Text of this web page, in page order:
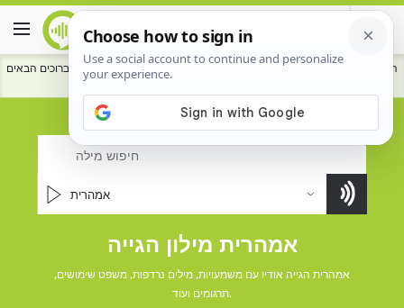
ברוכים הבאים HowToPronounce המילון.
כדי לעזור לקהילה שלנו לבטא טוב יותר
אמהרית
אמהרית מילון הגייה
אמהרית הגייה אודיו עם משמעויות, מילים נרדפות, משפט שימושים,
תרגומים ועוד.